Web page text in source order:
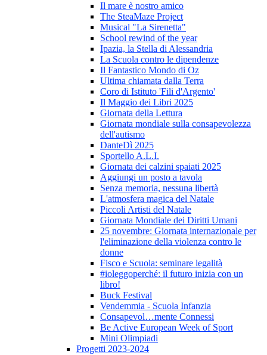
Il mare è nostro amico
The SteaMaze Project
Musical "La Sirenetta"
School rewind of the year
Ipazia, la Stella di Alessandria
La Scuola contro le dipendenze
Il Fantastico Mondo di Oz
Ultima chiamata dalla Terra
Coro di Istituto 'Fili d'Argento'
Il Maggio dei Libri 2025
Giornata della Lettura
Giornata mondiale sulla consapevolezza
dell'autismo
DanteDì 2025
Sportello A.L.I.
Giornata dei calzini spaiati 2025
Aggiungi un posto a tavola
Senza memoria, nessuna libertà
L'atmosfera magica del Natale
Piccoli Artisti del Natale
Giornata Mondiale dei Diritti Umani
25 novembre: Giornata internazionale per
l'eliminazione della violenza contro le
donne
Fisco e Scuola: seminare legalità
#ioleggoperché: il futuro inizia con un
libro!
Buck Festival
Vendemmia - Scuola Infanzia
Consapevol…mente Connessi
Be Active European Week of Sport
Mini Olimpiadi
Progetti 2023-2024